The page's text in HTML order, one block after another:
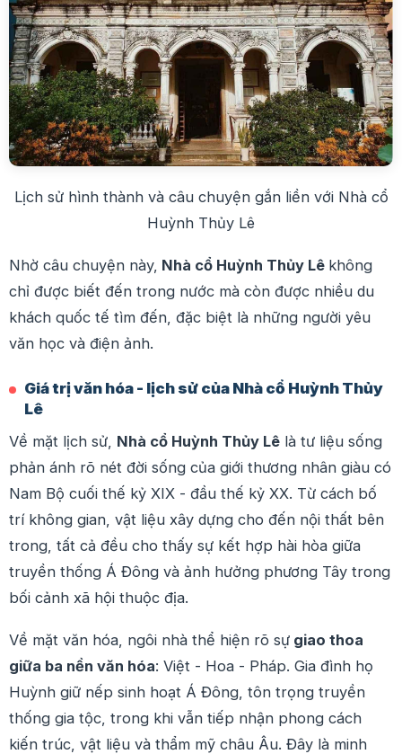
Lịch sử hình thành và câu chuyện gắn liền với Nhà cổ
Huỳnh Thủy Lê
Nhờ câu chuyện này, Nhà cổ Huỳnh Thủy Lê không
chỉ được biết đến trong nước mà còn được nhiều du
khách quốc tế tìm đến, đặc biệt là những người yêu
văn học và điện ảnh.
Giá trị văn hóa - lịch sử của Nhà cổ Huỳnh Thủy
Lê
Về mặt lịch sử, Nhà cổ Huỳnh Thủy Lê là tư liệu sống
phản ánh rõ nét đời sống của giới thương nhân giàu có
Nam Bộ cuối thế kỷ XIX - đầu thế kỷ XX. Từ cách bố
trí không gian, vật liệu xây dựng cho đến nội thất bên
trong, tất cả đều cho thấy sự kết hợp hài hòa giữa
truyền thống Á Đông và ảnh hưởng phương Tây trong
bối cảnh xã hội thuộc địa.
Về mặt văn hóa, ngôi nhà thể hiện rõ sự giao thoa
giữa ba nền văn hóa: Việt - Hoa - Pháp. Gia đình họ
Huỳnh giữ nếp sinh hoạt Á Đông, tôn trọng truyền
thống gia tộc, trong khi vẫn tiếp nhận phong cách
kiến trúc, vật liệu và thẩm mỹ châu Âu. Đây là minh